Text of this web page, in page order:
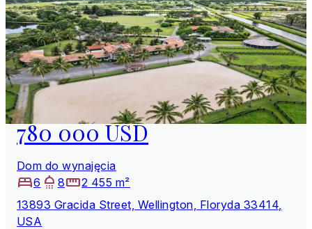
780 000 USD
Dom do wynajęcia
6
8
2 455 m²
13893 Gracida Street, Wellington, Floryda 33414,
USA